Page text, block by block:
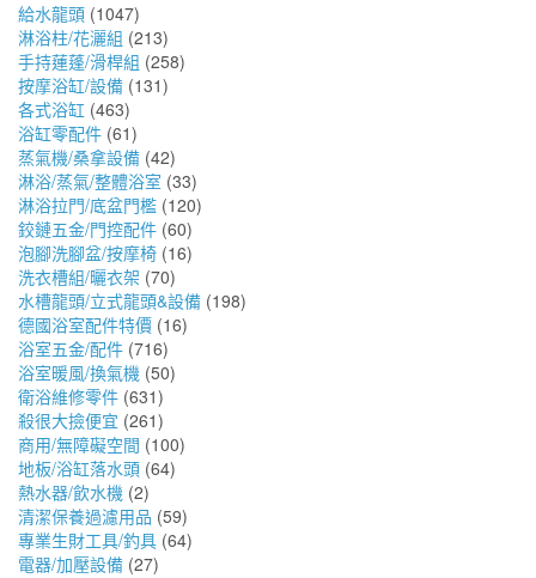
給水龍頭 (1047)
淋浴柱/花灑組 (213)
手持蓮蓬/滑桿組 (258)
按摩浴缸/設備 (131)
各式浴缸 (463)
浴缸零配件 (61)
蒸氣機/桑拿設備 (42)
淋浴/蒸氣/整體浴室 (33)
淋浴拉門/底盆門檻 (120)
鉸鏈五金/門控配件 (60)
泡腳洗腳盆/按摩椅 (16)
洗衣槽組/曬衣架 (70)
水槽龍頭/立式龍頭&設備 (198)
德國浴室配件特價 (16)
浴室五金/配件 (716)
浴室暖風/換氣機 (50)
衛浴維修零件 (631)
殺很大撿便宜 (261)
商用/無障礙空間 (100)
地板/浴缸落水頭 (64)
熱水器/飲水機 (2)
清潔保養過濾用品 (59)
專業生財工具/釣具 (64)
電器/加壓設備 (27)